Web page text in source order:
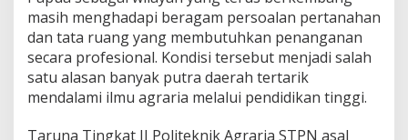
a
p
a
P
e
s
masih menghadapi beragam persoalan pertanahan
dan tata ruang yang membutuhkan penanganan
secara profesional. Kondisi tersebut menjadi salah
satu alasan banyak putra daerah tertarik
mendalami ilmu agraria melalui pendidikan tinggi.
Taruna Tingkat II Politeknik Agraria STPN asal